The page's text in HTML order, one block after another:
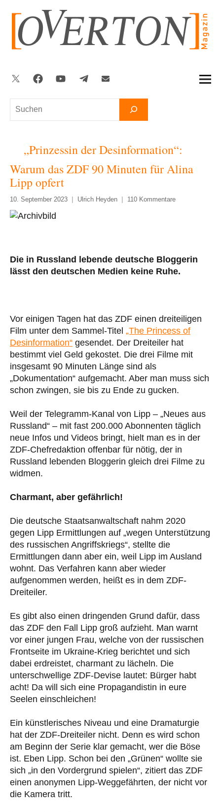
springen
Suchen
Twitter FacebookYouTubeTelegram
„Prinzessin der Desinformation“:
Warum das ZDF 90 Minuten für Alina
Lipp opfert
10. September 2023 Ulrich Heyden 110 Kommentare
Die in Russland lebende deutsche Bloggerin
lässt den deutschen Medien keine Ruhe.
Vor einigen Tagen hat das ZDF einen dreiteiligen
Film unter dem Sammel-Titel „The Princess of
Desinformation“ gesendet. Der Dreiteiler hat
bestimmt viel Geld gekostet. Die drei Filme mit
insgesamt 90 Minuten Länge sind als
„Dokumentation“ aufgemacht. Aber man muss sich
schon zwingen, sie bis zu Ende zu gucken.
Weil der Telegramm-Kanal von Lipp – „Neues aus
Russland“ – mit fast 200.000 Abonnenten täglich
neue Infos und Videos bringt, hielt man es in der
ZDF-Chefredaktion offenbar für nötig, der in
Russland lebenden Bloggerin gleich drei Filme zu
widmen.
Charmant, aber gefährlich!
Die deutsche Staatsanwaltschaft nahm 2020
gegen Lipp Ermittlungen auf „wegen Unterstützung
des russischen Angriffskriegs“, stellte die
Ermittlungen dann aber ein, weil Lipp im Ausland
wohnt. Das Verfahren kann aber wieder
aufgenommen werden, heißt es in dem ZDF-
Dreiteiler.
Es gibt also einen dringenden Grund dafür, dass
das ZDF den Fall Lipp groß aufzieht. Man warnt
vor einer jungen Frau, welche von der russischen
Frontseite im Ukraine-Krieg berichtet und sich
dabei erdreistet, charmant zu lächeln. Die
unterschwellige ZDF-Devise lautet: Bürger habt
acht! Da will sich eine Propagandistin in eure
Seelen einschleichen!
Ein künstlerisches Niveau und eine Dramaturgie
hat der ZDF-Dreiteiler nicht. Denn es wird schon
am Beginn der Serie klar gemacht, wer die Böse
ist. Eben Lipp. Schon bei den „Grünen“ wollte sie
sich „in den Vordergrund spielen“, zitiert das ZDF
einen anonymen Lipp-Weggefährten, der nicht vor
die Kamera tritt.